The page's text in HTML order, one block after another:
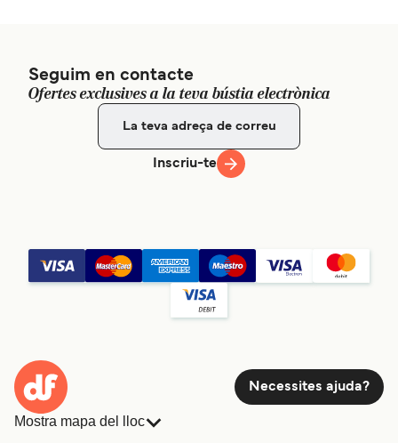
Seguim en contacte
Ofertes exclusives a la teva bústia electrònica
Inscriu-te
Necessites ajuda?
Mostra mapa del lloc